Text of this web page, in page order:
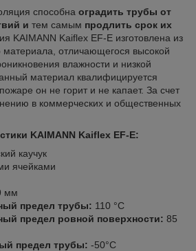
способна оградить трубы от
и тем самым продлить срок их
KAIMANN Kaiflex EF-E изготовлена из
материала, отличающегося высокой
влажности и низкой
материал квалифицируется
он не горит и не капает. За счет
в коммерческих и общественных
KAIMANN Kaiflex EF-E:
каучук
ячейками
мм
предел трубы: 110 °C
предел ровной поверхности: 85
предел трубы: -50°C